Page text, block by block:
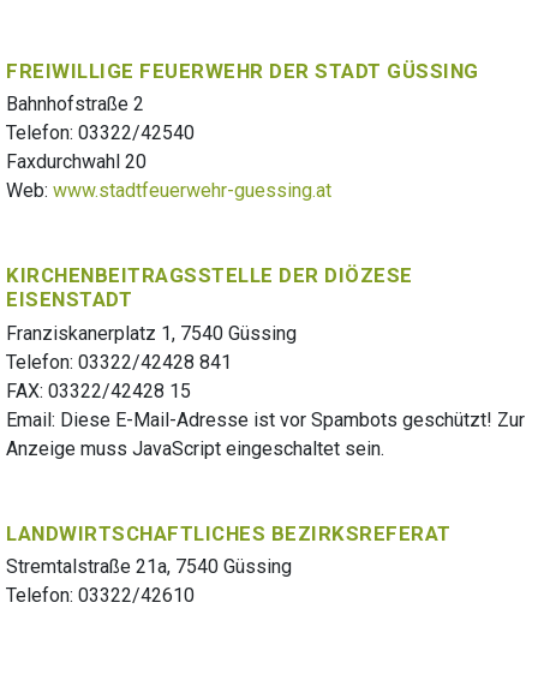
FREIWILLIGE FEUERWEHR DER STADT GÜSSING
Bahnhofstraße 2
Telefon: 03322/42540
Faxdurchwahl 20
Web: www.stadtfeuerwehr-guessing.at
KIRCHENBEITRAGSSTELLE DER DIÖZESE
EISENSTADT
Franziskanerplatz 1, 7540 Güssing
Telefon: 03322/42428 841
FAX: 03322/42428 15
Email: Diese E-Mail-Adresse ist vor Spambots geschützt! Zur
Anzeige muss JavaScript eingeschaltet sein.
LANDWIRTSCHAFTLICHES BEZIRKSREFERAT
Stremtalstraße 21a, 7540 Güssing
Telefon: 03322/42610